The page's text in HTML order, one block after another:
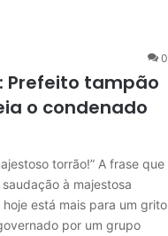
0
Prefeito tampão
o condenado
torrão!” A frase que
à majestosa
está mais para um grito
por um grupo